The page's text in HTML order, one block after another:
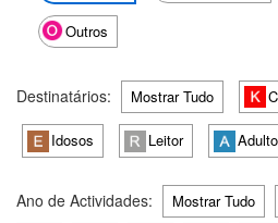
Outros
Destinatários: Mostrar Tudo
Idosos Leitor
Ano de Actividades: Mostrar Tudo